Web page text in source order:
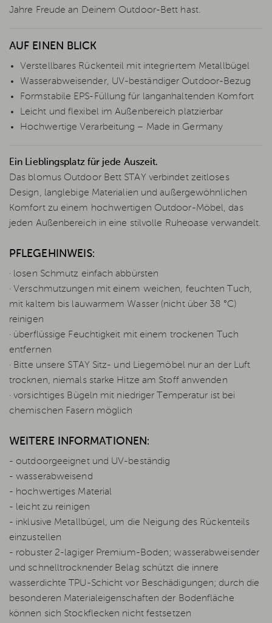
Jahre Freude an Deinem Outdoor-Bett hast.
AUF EINEN BLICK
Verstellbares Rückenteil mit integriertem Metallbügel
Wasserabweisender, UV-beständiger Outdoor-Bezug
Formstabile EPS-Füllung für langanhaltenden Komfort
Leicht und flexibel im Außenbereich platzierbar
Hochwertige Verarbeitung – Made in Germany
Ein Lieblingsplatz für jede Auszeit.
Das blomus Outdoor Bett STAY verbindet zeitloses
Design, langlebige Materialien und außergewöhnlichen
Komfort zu einem hochwertigen Outdoor-Möbel, das
jeden Außenbereich in eine stilvolle Ruheoase verwandelt.
PFLEGEHINWEIS:
· losen Schmutz einfach abbürsten
· Verschmutzungen mit einem weichen, feuchten Tuch,
mit kaltem bis lauwarmem Wasser (nicht über 38 °C)
reinigen
· überflüssige Feuchtigkeit mit einem trockenen Tuch
entfernen
· Bitte unsere STAY Sitz- und Liegemöbel nur an der Luft
trocknen, niemals starke Hitze am Stoff anwenden
· vorsichtiges Bügeln mit niedriger Temperatur ist bei
chemischen Fasern möglich
WEITERE INFORMATIONEN:
- outdoorgeeignet und UV-beständig
- wasserabweisend
- hochwertiges Material
- leicht zu reinigen
- inklusive Metallbügel, um die Neigung des Rückenteils
einzustellen
- robuster 2-lagiger Premium-Boden; wasserabweisender
und schnelltrocknender Belag schützt die innere
wasserdichte TPU-Schicht vor Beschädigungen; durch die
besonderen Materialeigenschaften der Bodenfläche
können sich Stockflecken nicht festsetzen